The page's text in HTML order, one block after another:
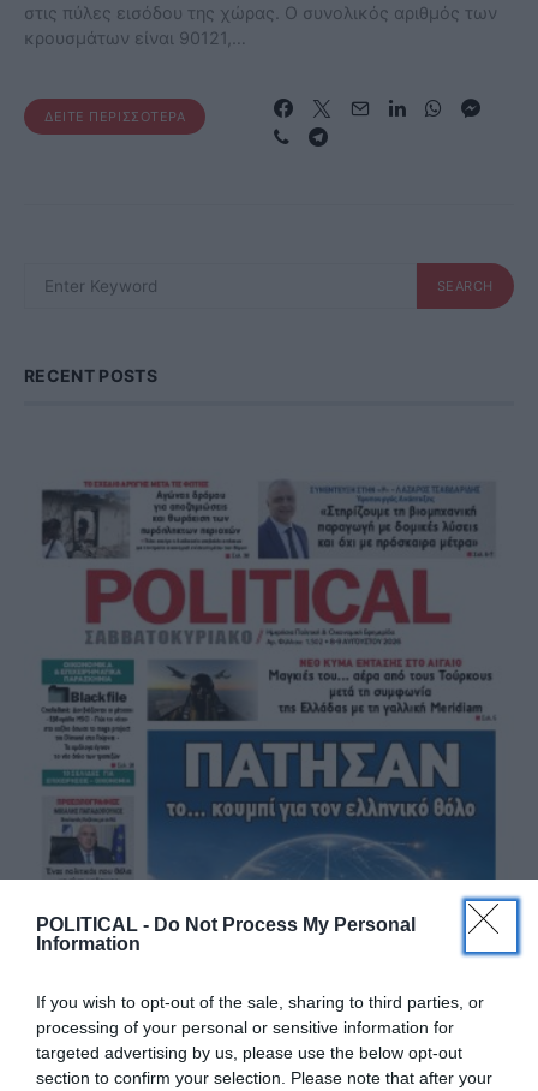
POLITICAL - Do Not Process My Personal
Information
If you wish to opt-out of the sale, sharing to third parties, or
processing of your personal or sensitive information for
targeted advertising by us, please use the below opt-out
section to confirm your selection. Please note that after your
στις πύλες εισόδου της χώρας. Ο συνολικός αριθμός των
κρουσμάτων είναι 90121,…
ΔΕΊΤΕ ΠΕΡΙΣΣΌΤΕΡΑ
FOR:
SEARCH
RECENT POSTS